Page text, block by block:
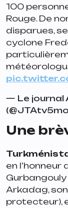
100
Rouge. De
disparues,
cyclone
— Le journal
Une
en
Arkadag,
protecteur),